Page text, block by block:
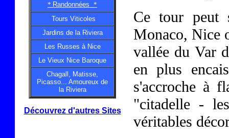
* Randonnées *
Tours Viticoles
Jardins de la Riviera
Les Russes à Nice
Le Vieux Nice Baroque
Chagall, Matisse,
Picasso... Amoureux de
la Riviera
Découvrez d'autres Sites
Ce tour peut
Monaco, Nice
vallée du Var
en plus
s'accroche à
"citadelle -
véritables